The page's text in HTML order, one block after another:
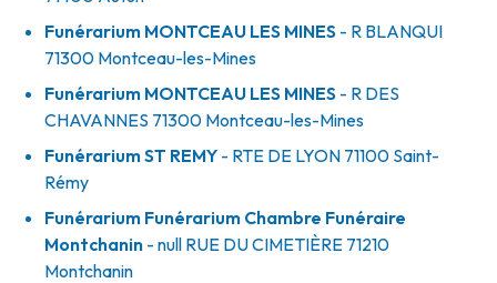
Funérarium MONTCEAU LES MINES - R BLANQUI
71300 Montceau-les-Mines
Funérarium MONTCEAU LES MINES - R DES
CHAVANNES 71300 Montceau-les-Mines
FunérariumST REMY - RTE DE LYON 71100 Saint-
Rémy
Funérarium Funérarium Chambre Funéraire
Montchanin - null RUE DU CIMETIÈRE 71210
Montchanin